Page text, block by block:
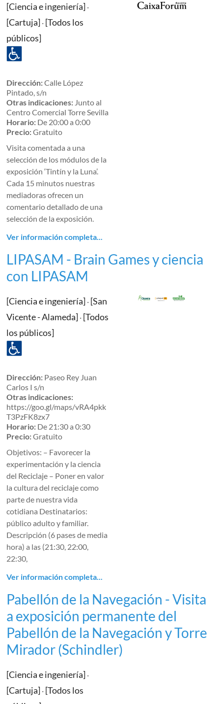
[Ciencia e ingeniería] ·
[Cartuja] · [Todos los
públicos]
Dirección:Calle López
Pintado, s/n
Otras indicaciones: Junto al
Centro Comercial Torre Sevilla
Horario: De 20:00 a 0:00
Precio:Gratuito
Visita comentada a una
selección de los módulos de la
exposición ‘Tintín y la Luna’.
Cada 15 minutos nuestras
mediadoras ofrecen un
comentario detallado de una
selección de la exposición.
Ver información completa...
LIPASAM - Brain Games y ciencia
con LIPASAM
[Ciencia e ingeniería] · [San
Vicente - Alameda] · [Todos
los públicos]
Dirección: Paseo Rey Juan
Carlos I s/n
Otras indicaciones:
https://goo.gl/maps/vRA4pkk
T3PzFK8zx7
Horario: De 21:30 a 0:30
Precio:Gratuito
Objetivos: – Favorecer la
experimentación y la ciencia
del Reciclaje – Poner en valor
la cultura del reciclaje como
parte de nuestra vida
cotidiana Destinatarios:
público adulto y familiar.
Descripción (6 pases de media
hora) a las (21:30, 22:00,
22:30,
Ver información completa...
Pabellón de la Navegación - Visita
a exposición permanente del
Pabellón de la Navegación y Torre
Mirador (Schindler)
[Ciencia e ingeniería] ·
[Cartuja] · [Todos los